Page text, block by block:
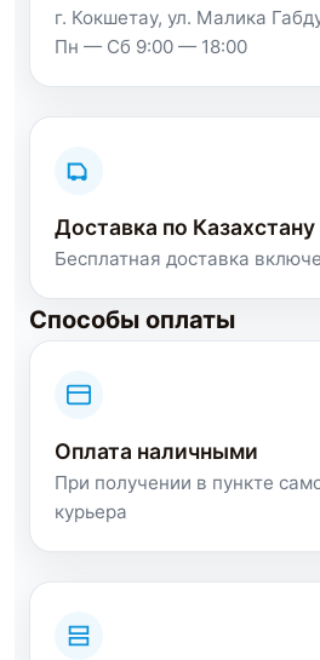
г. Кокшетау, ул. Малика
Пн — Сб 9:00 — 18:00
Доставка по Казахстану
Бесплатная доставка
Способы оплаты
Оплата наличными
При получении в пункте
курьера